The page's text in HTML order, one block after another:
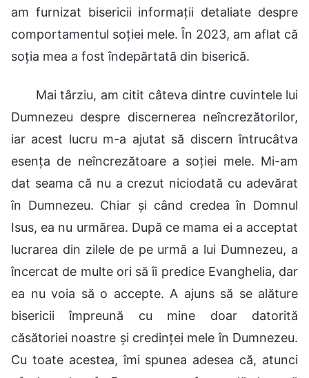
am furnizat bisericii informații detaliate despre
comportamentul soției mele. În 2023, am aflat că
soția mea a fost îndepărtată din biserică.
Mai târziu, am citit câteva dintre cuvintele lui
Dumnezeu despre discernerea neîncrezătorilor,
iar acest lucru m-a ajutat să discern întrucâtva
esența de neîncrezătoare a soției mele. Mi-am
dat seama că nu a crezut niciodată cu adevărat
în Dumnezeu. Chiar și când credea în Domnul
Isus, ea nu urmărea. După ce mama ei a acceptat
lucrarea din zilele de pe urmă a lui Dumnezeu, a
încercat de multe ori să îi predice Evanghelia, dar
ea nu voia să o accepte. A ajuns să se alăture
bisericii împreună cu mine doar datorită
căsătoriei noastre și credinței mele în Dumnezeu.
Cu toate acestea, îmi spunea adesea că, atunci